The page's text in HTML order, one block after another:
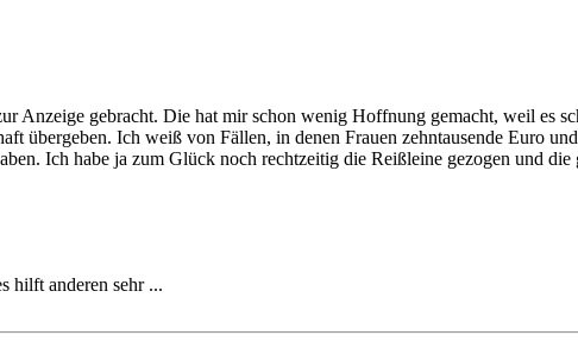
Anzeige gebracht. Die hat mir schon wenig Hoffnung gemacht, weil es
übergeben. Ich weiß von Fällen, in denen Frauen zehntausende Euro
Ich habe ja zum Glück noch rechtzeitig die Reißleine gezogen und
hilft anderen sehr ...